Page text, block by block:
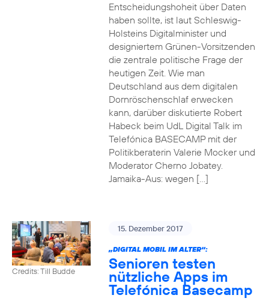
Entscheidungshoheit über Daten
haben sollte, ist laut Schleswig-
Holsteins Digitalminister und
designiertem Grünen-Vorsitzenden
die zentrale politische Frage der
heutigen Zeit. Wie man
Deutschland aus dem digitalen
Dornröschenschlaf erwecken
kann, darüber diskutierte Robert
Habeck beim UdL Digital Talk im
Telefónica BASECAMP mit der
Politikberaterin Valerie Mocker und
Moderator Cherno Jobatey.
Jamaika-Aus: wegen […]
Credits: Till Budde
15. Dezember 2017
„DIGITAL MOBIL IM ALTER“:
Senioren testen
nützliche Apps im
Telefónica Basecamp